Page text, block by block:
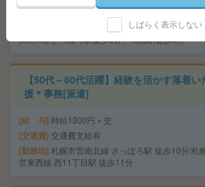
給 与 時給1500円
勤務地 さっぽろ駅徒歩2分、札幌駅徒歩3分
【50代～60代活躍】経験を活かす落着
援＊事務[派遣]
給 与 時給1300円＋交
交通費 交通費支給有
勤務地 札幌市営南北線 さっぽろ駅 徒歩10分/札
営東西線 西11丁目駅 徒歩11分
しばらく表示しない